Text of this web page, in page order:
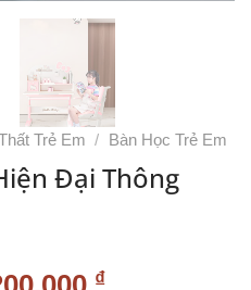
Trẻ Em / Bàn Học Trẻ Em
Đại Thông
₫